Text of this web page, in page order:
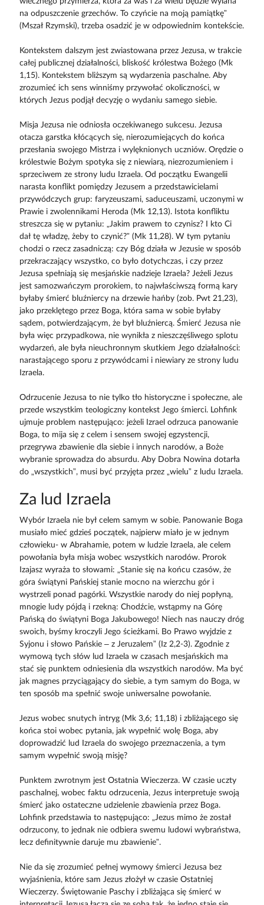
na odpuszczenie grzechów. To czyńcie na moją pamiątkę”
(Mszał Rzymski), trzeba osadzić je w odpowiednim kontekście.
Kontekstem dalszym jest zwiastowana przez Jezusa, w trakcie
całej publicznej działalności, bliskość królestwa Bożego (Mk
1,15). Kontekstem bliższym są wydarzenia paschalne. Aby
zrozumieć ich sens winniśmy przywołać okoliczności, w
których Jezus podjął decyzję o wydaniu samego siebie.
Misja Jezusa nie odniosła oczekiwanego sukcesu. Jezusa
otacza garstka kłócących się, nierozumiejących do końca
przesłania swojego Mistrza i wylęknionych uczniów. Orędzie o
królestwie Bożym spotyka się z niewiarą, niezrozumieniem i
sprzeciwem ze strony ludu Izraela. Od początku Ewangelii
narasta konflikt pomiędzy Jezusem a przedstawicielami
przywódczych grup: faryzeuszami, saduceuszami, uczonymi w
Prawie i zwolennikami Heroda (Mk 12,13). Istota konfliktu
streszcza się w pytaniu: „Jakim prawem to czynisz? I kto Ci
dał tę władzę, żeby to czynić?” (Mk 11,28). W tym pytaniu
chodzi o rzecz zasadniczą: czy Bóg działa w Jezusie w sposób
przekraczający wszystko, co było dotychczas, i czy przez
Jezusa spełniają się mesjańskie nadzieje Izraela? Jeżeli Jezus
jest samozwańczym prorokiem, to najwłaściwszą formą kary
byłaby śmierć bluźniercy na drzewie hańby (zob. Pwt 21,23),
jako przeklętego przez Boga, która sama w sobie byłaby
sądem, potwierdzającym, że był bluźniercą. Śmierć Jezusa nie
była więc przypadkowa, nie wynikła z nieszczęśliwego splotu
wydarzeń, ale była nieuchronnym skutkiem Jego działalności:
narastającego sporu z przywódcami i niewiary ze strony ludu
Izraela.
Odrzucenie Jezusa to nie tylko tło historyczne i społeczne, ale
przede wszystkim teologiczny kontekst Jego śmierci. Lohfink
ujmuje problem następująco: jeżeli Izrael odrzuca panowanie
Boga, to mija się z celem i sensem swojej egzystencji,
przegrywa zbawienie dla siebie i innych narodów, a Boże
wybranie sprowadza do absurdu. Aby Dobra Nowina dotarła
do „wszystkich”, musi być przyjęta przez „wielu” z ludu Izraela.
Za lud Izraela
Wybór Izraela nie był celem samym w sobie. Panowanie Boga
musiało mieć gdzieś początek, najpierw miało je w jednym
człowieku- w Abrahamie, potem w ludzie Izraela, ale celem
powołania była misja wobec wszystkich narodów. Prorok
Izajasz wyraża to słowami: „Stanie się na końcu czasów, że
góra świątyni Pańskiej stanie mocno na wierzchu gór i
wystrzeli ponad pagórki. Wszystkie narody do niej popłyną,
mnogie ludy pójdą i rzekną: Chodźcie, wstąpmy na Górę
Pańską do świątyni Boga Jakubowego! Niech nas nauczy dróg
swoich, byśmy kroczyli Jego ścieżkami. Bo Prawo wyjdzie z
Syjonu i słowo Pańskie – z Jeruzalem” (Iz 2,2-3). Zgodnie z
wymową tych słów lud Izraela w czasach mesjańskich ma
stać się punktem odniesienia dla wszystkich narodów. Ma być
jak magnes przyciągający do siebie, a tym samym do Boga, w
ten sposób ma spełnić swoje uniwersalne powołanie.
Jezus wobec snutych intryg (Mk 3,6; 11,18) i zbliżającego się
końca stoi wobec pytania, jak wypełnić wolę Boga, aby
doprowadzić lud Izraela do swojego przeznaczenia, a tym
samym wypełnić swoją misję?
Punktem zwrotnym jest Ostatnia Wieczerza. W czasie uczty
paschalnej, wobec faktu odrzucenia, Jezus interpretuje swoją
śmierć jako ostateczne udzielenie zbawienia przez Boga.
Lohfink przedstawia to następująco: „Jezus mimo że został
odrzucony, to jednak nie odbiera swemu ludowi wybraństwa,
lecz definitywnie daruje mu zbawienie”.
Nie da się zrozumieć pełnej wymowy śmierci Jezusa bez
wyjaśnienia, które sam Jezus złożył w czasie Ostatniej
Wieczerzy. Świętowanie Paschy i zbliżająca się śmierć w